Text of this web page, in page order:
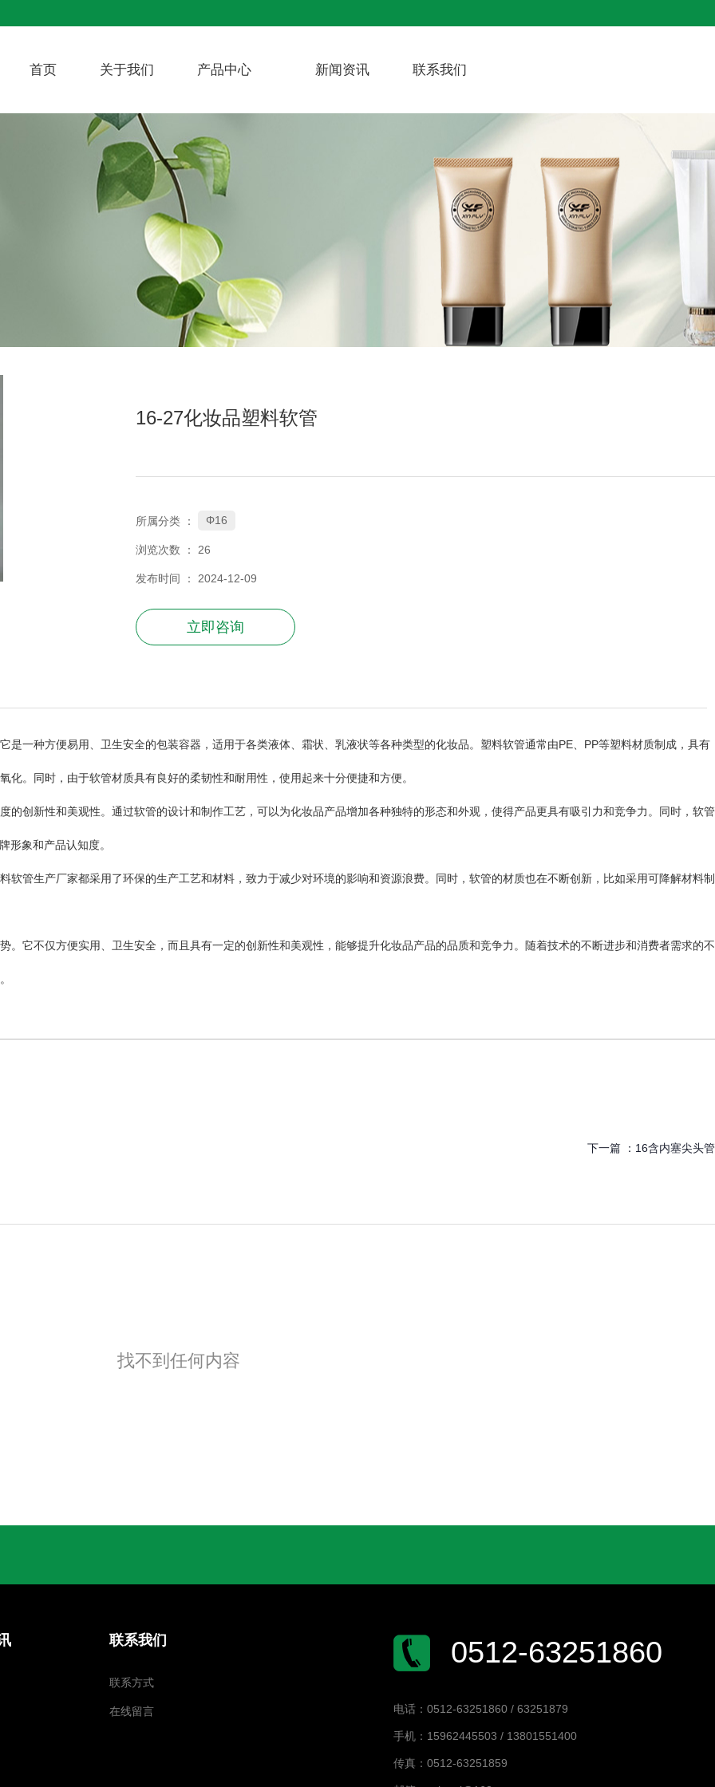
首页 关于我们 产品中心 新闻资讯 联系我们
16-27化妆品塑料软管
所属分类 ： Φ16
浏览次数 ： 26
发布时间 ： 2024-12-09
立即咨询
一种方便易用、卫生安全的包装容器，适用于各类液体、霜状、乳液状等各种类型的化妆品。塑料软管通常由PE、PP等塑料材质制成，具有
。同时，由于软管材质具有良好的柔韧性和耐用性，使用起来十分便捷和方便。
创新性和美观性。通过软管的设计和制作工艺，可以为化妆品产品增加各种独特的形态和外观，使得产品更具有吸引力和竞争力。同时，软管
形象和产品认知度。
管生产厂家都采用了环保的生产工艺和材料，致力于减少对环境的影响和资源浪费。同时，软管的材质也在不断创新，比如采用可降解材料制
它不仅方便实用、卫生安全，而且具有一定的创新性和美观性，能够提升化妆品产品的品质和竞争力。随着技术的不断进步和消费者需求的不
下一篇 ： 16含内塞尖头管
找不到任何内容
联系我们
联系方式
在线留言
0512-63251860
电话：0512-63251860 / 63251879
手机：15962445503 / 13801551400
传真：0512-63251859